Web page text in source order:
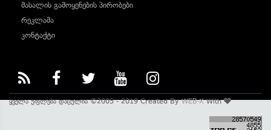
მასალის გამოყენების პირობები
რეკლამა
კონტაქტი
ყველა უფლება დაცულია ©2005 - 2019 Created ByWEB-XWith